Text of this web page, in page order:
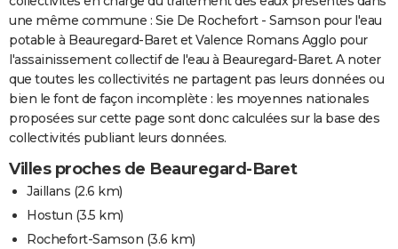
une même commune : Sie De Rochefort - Samson pour l'eau
potable à Beauregard-Baret et Valence Romans Agglo pour
l'assainissement collectif de l'eau à Beauregard-Baret. A noter
que toutes les collectivités ne partagent pas leurs données ou
bien le font de façon incomplète : les moyennes nationales
proposées sur cette page sont donc calculées sur la base des
collectivités publiant leurs données.
Villes proches de Beauregard-Baret
Jaillans (2.6 km)
Hostun (3.5 km)
Rochefort-Samson (3.6 km)